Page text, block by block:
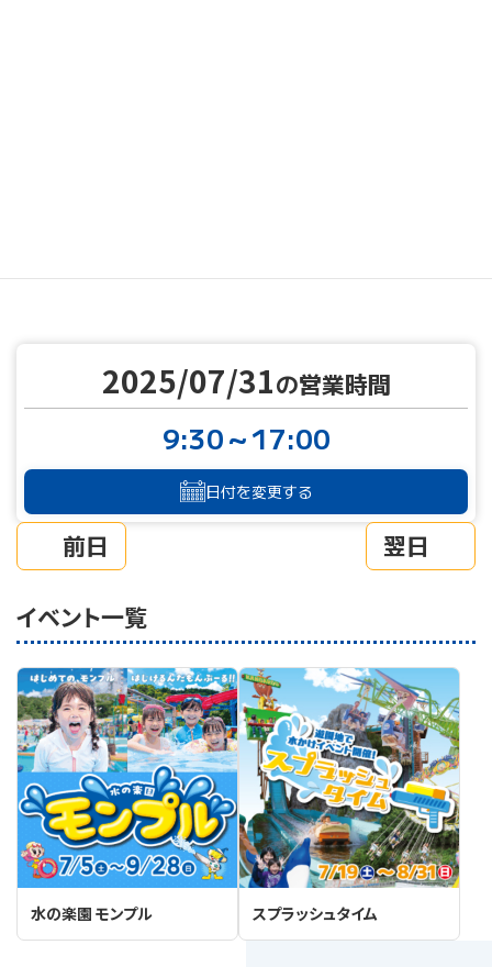
前日
2025/07/31の営業時間
9:30～17:00
日付を変更する
翌日
イベント一覧
水の楽園 モンプル スプラッシュタイム